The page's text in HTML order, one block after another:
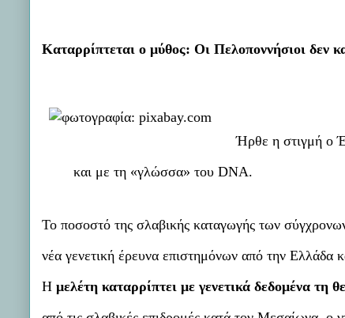
Καταρρίπτεται ο μύθος: Οι Πελοποννήσιοι δεν
Ήρθε η στιγμή ο
και με τη «γλώσσα» του DNA.
Το ποσοστό της σλαβικής καταγωγής των
νέα γενετική έρευνα επιστημόνων από την Ελλάδα
Η μελέτη καταρρίπτει με γενετικά δεδομένα